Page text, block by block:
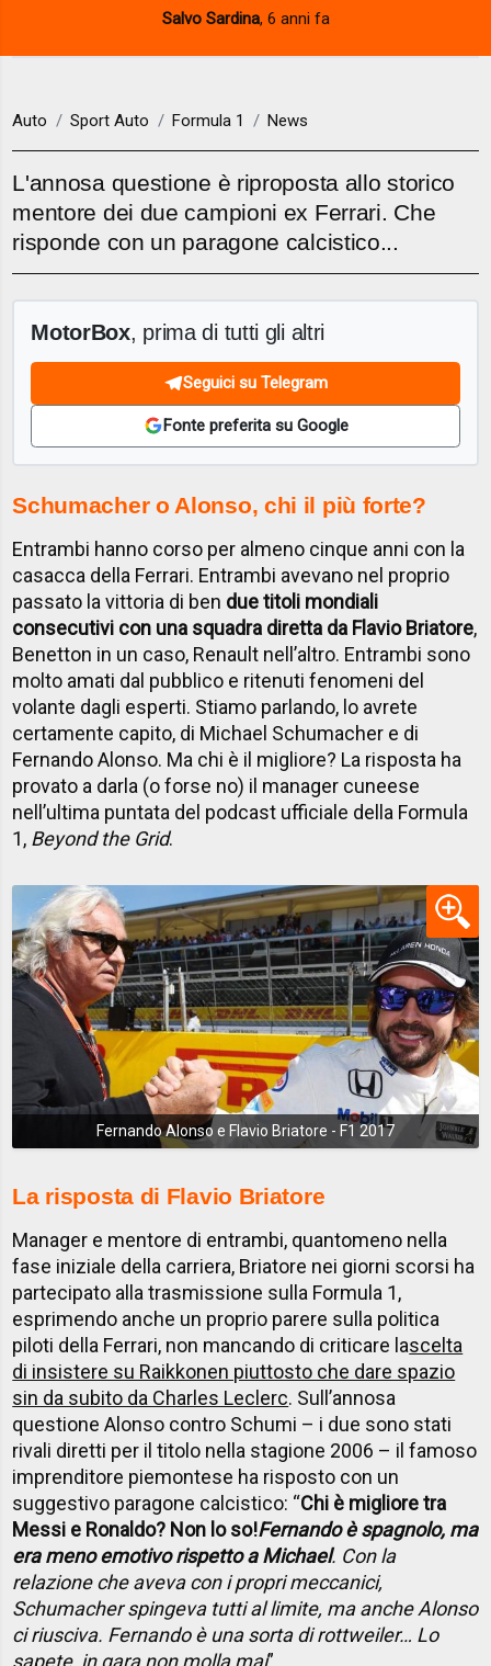
Salvo Sardina, 6 anni fa
Auto Sport Auto Formula 1 News
L'annosa questione è riproposta allo storico
mentore dei due campioni ex Ferrari. Che
risponde con un paragone calcistico...
MotorBox, prima di tutti gli altri
Seguici su Telegram
Fonte preferita su Google
Schumacher o Alonso, chi il più forte?
Entrambi hanno corso per almeno cinque anni con la
casacca della Ferrari. Entrambi avevano nel proprio
passato la vittoria di ben due titoli mondiali
consecutivi con una squadra diretta da Flavio Briatore,
Benetton in un caso, Renault nell’altro. Entrambi sono
molto amati dal pubblico e ritenuti fenomeni del
volante dagli esperti. Stiamo parlando, lo avrete
certamente capito, di Michael Schumacher e di
Fernando Alonso. Ma chi è il migliore? La risposta ha
provato a darla (o forse no) il manager cuneese
nell’ultima puntata del podcast ufficiale della Formula
1, Beyond the Grid.
Fernando Alonso e Flavio Briatore - F1 2017
La risposta di Flavio Briatore
Manager e mentore di entrambi, quantomeno nella
fase iniziale della carriera, Briatore nei giorni scorsi ha
partecipato alla trasmissione sulla Formula 1,
esprimendo anche un proprio parere sulla politica
piloti della Ferrari, non mancando di criticare lascelta
di insistere su Raikkonen piuttosto che dare spazio
sin da subito da Charles Leclerc. Sull’annosa
questione Alonso contro Schumi – i due sono stati
rivali diretti per il titolo nella stagione 2006 – il famoso
imprenditore piemontese ha risposto con un
suggestivo paragone calcistico: “Chi è migliore tra
Messi e Ronaldo? Non lo so!Fernando è spagnolo, ma
era meno emotivo rispetto a Michael. Con la
relazione che aveva con i propri meccanici,
Schumacher spingeva tutti al limite, ma anche Alonso
ci riusciva. Fernando è una sorta di rottweiler… Lo
sapete, in gara non molla mai”.